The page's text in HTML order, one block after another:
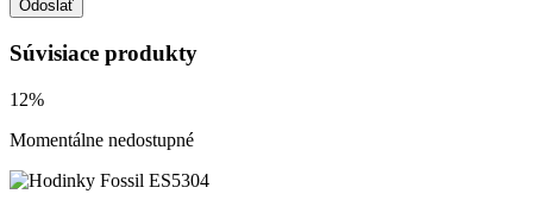
Súvisiace produkty
12%
Momentálne nedostupné